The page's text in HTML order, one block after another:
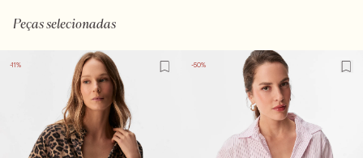
Peças selecionadas
-11% -50%